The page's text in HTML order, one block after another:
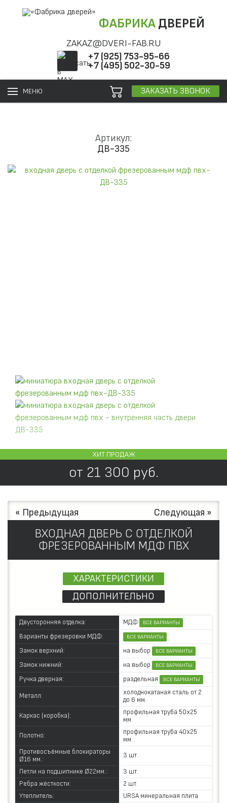
ФАБРИКАДВЕРЕЙ
ZAKAZ@DVERI-FAB.RU
+7 (925) 753-95-66
+7 (495) 502-30-59
МЕНЮ ЗАКАЗАТЬ ЗВОНОК
Артикул:
ДВ-335
ХИТ ПРОДАЖ
от 21 300 руб.
« Предыдущая Следующая »
ВХОДНАЯ ДВЕРЬ С ОТДЕЛКОЙ
ФРЕЗЕРОВАННЫМ МДФ ПВХ
ХАРАКТЕРИСТИКИ
ДОПОЛНИТЕЛЬНО
Двусторонняя отделка: МДФ ВСЕ ВАРИАНТЫ
Варианты фрезеровки МДФ: ВСЕ ВАРИАНТЫ
Замок верхний: на выбор ВСЕ ВАРИАНТЫ
Замок нижний: на выбор ВСЕ ВАРИАНТЫ
Ручка дверная: раздельная ВСЕ ВАРИАНТЫ
Металл:
холоднокатаная сталь от 2
до 6 мм.
Каркас (коробка):
профильная труба 50х25
мм.
Полотно:
профильная труба 40х25
мм.
Противосъёмные блокираторы
Ø16 мм.:
3 шт.
Петли на подшипнике Ø22мм.:
3 шт.
Ребра жёсткости:
2 шт.
Утеплитель:
URSA минеральная плита